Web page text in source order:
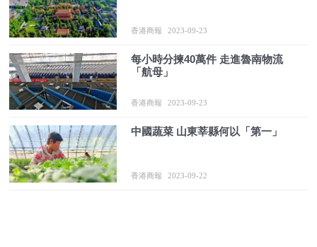
香港商報 2023-09-23
每小時分揀40萬件 走進魯南物流
「航母」
香港商報 2023-09-23
中國蔬菜 山東莘縣何以「第一」
香港商報 2023-09-22